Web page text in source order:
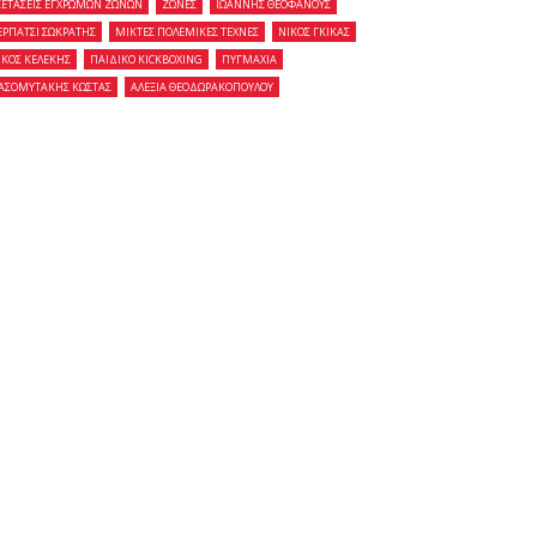
ΕΓΧΡΩΜΩΝ ΖΩΝΩΝ
ΖΩΝΕΣ
ΙΩΑΝΝΗΣ ΘΕΟΦΑΝΟΥΣ
ΣΩΚΡΑΤΗΣ
ΜΙΚΤΕΣ ΠΟΛΕΜΙΚΕΣ ΤΕΧΝΕΣ
ΝΙΚΟΣ ΓΚΙΚΑΣ
ΚΕΛΕΚΗΣ
ΠΑΙΔΙΚΟ KICKBOXING
ΠΥΓΜΑΧΙΑ
ΚΩΣΤΑΣ
ΑΛΕΞΙΑ ΘΕΟΔΩΡΑΚΟΠΟΥΛΟΥ